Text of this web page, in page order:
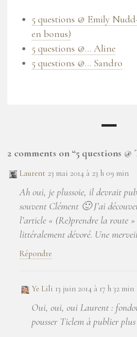
5 questions @ Emily
en bonus)
5 questions @… Aline
5 questions @… Sandro
2 comments on “5 questions @
Laurent 23 mai 2014 à 23 h 09 min
Ah oui, je plussoie, il devrait
souvent Clément 🙂 J’ai
l’article « (Re)prendre la route »
littéralement dévoré. Une
Répondre
Ye Lili 13 juin 2014 à 17 h 32 min
Oui, oui, oui Laurent :
pousser Ticlem à publier